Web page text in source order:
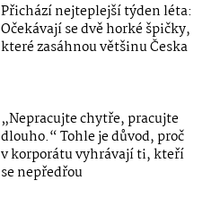
Přichází nejteplejší týden léta:
Očekávají se dvě horké špičky,
které zasáhnou většinu Česka
„Nepracujte chytře, pracujte
dlouho.“ Tohle je důvod, proč
v korporátu vyhrávají ti, kteří
se nepředřou